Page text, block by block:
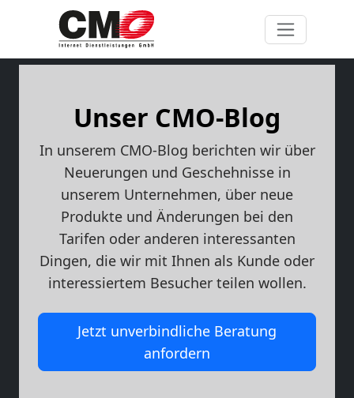
Unser CMO-Blog
In unserem CMO-Blog berichten wir über
Neuerungen und Geschehnisse in
unserem Unternehmen, über neue
Produkte und Änderungen bei den
Tarifen oder anderen interessanten
Dingen, die wir mit Ihnen als Kunde oder
interessiertem Besucher teilen wollen.
Jetzt unverbindliche Beratung
anfordern